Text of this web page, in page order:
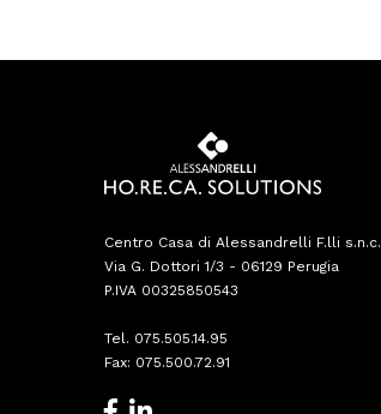
Centro Casa di Alessandrelli F.lli s.n.c.
Via G. Dottori 1/3 - 06129 Perugia
P.IVA 00325850543
Tel. 075.505.14.95
Fax: 075.500.72.91